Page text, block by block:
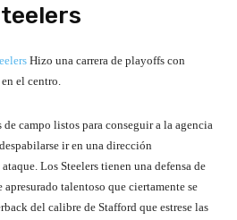
Hizo una carrera de playoffs con
el centro.
campo listos para conseguir a la agencia
ir en una dirección
Los Steelers tienen una defensa de
talentoso que ciertamente se
del calibre de Stafford que estrese las